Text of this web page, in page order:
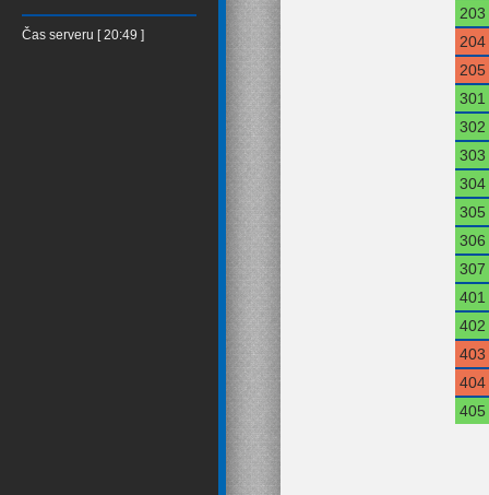
Čas serveru [ 20:49 ]
203
204
205
301
302
303
304
305
306
307
401
402
403
404
405